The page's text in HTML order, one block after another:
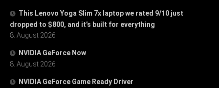
This Lenovo Yoga Slim 7x laptop we rated 9/10 just
dropped to $800, and it’s built for everything
8. August 2026
NVIDIA GeForce Now
8. August 2026
NVIDIA GeForce Game Ready Driver